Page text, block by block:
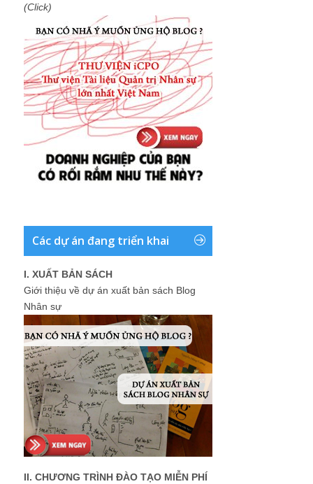
(Click)
Các dự án đang triển khai
I. XUẤT BẢN SÁCH
Giới thiệu về dự án xuất bản sách Blog
Nhân sự
II. CHƯƠNG TRÌNH ĐÀO TẠO MIỄN PHÍ